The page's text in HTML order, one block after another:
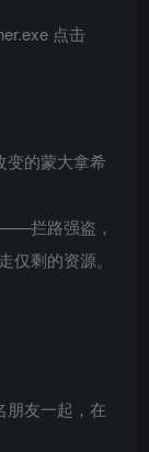
点击
变的蒙大拿希
拦路强盗，
剩的资源。
朋友一起，在